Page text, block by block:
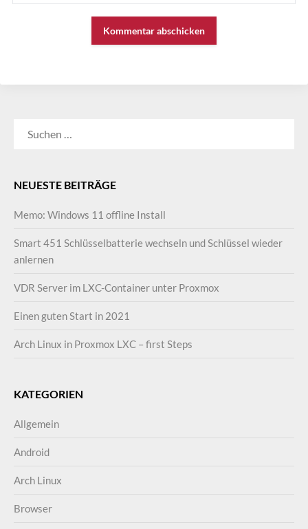
NEUESTE BEITRÄGE
Memo: Windows 11 offline Install
Smart 451 Schlüsselbatterie wechseln und Schlüssel wieder
anlernen
VDR Server im LXC-Container unter Proxmox
Einen guten Start in 2021
Arch Linux in Proxmox LXC – first Steps
KATEGORIEN
Allgemein
Android
Arch Linux
Browser